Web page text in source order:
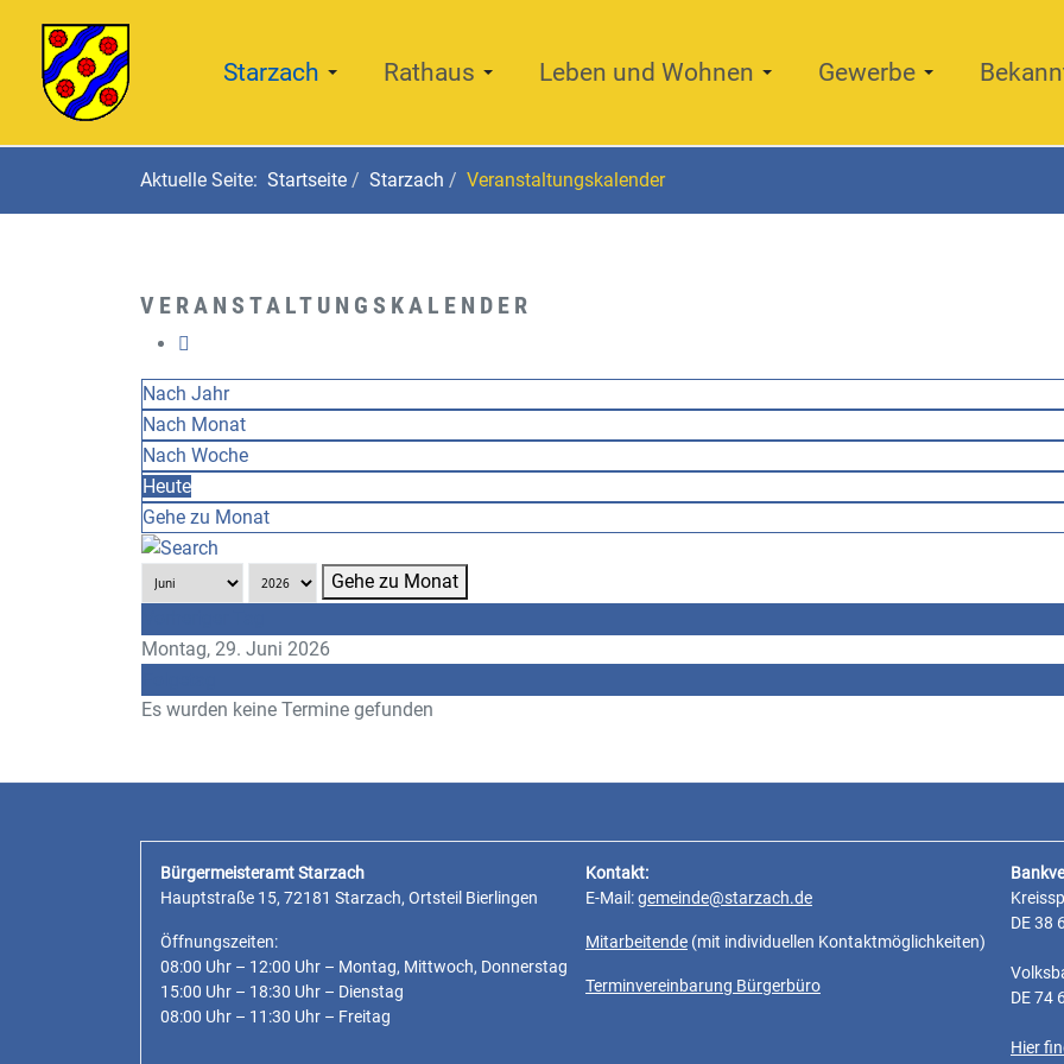
Starzach Rathaus Leben und Wohnen Gewerbe
Aktuelle Seite: Startseite Starzach Veranstaltungskalender
VERANSTALTUNGSKALENDER
Nach Jahr
Nach Monat
Nach Woche
Heute
Gehe zu Monat
Gehe zu Monat
Montag, 29. Juni 2026
Es wurden keine Termine gefunden
Bürgermeisteramt Starzach
Hauptstraße 15, 72181 Starzach, Ortsteil Bierlingen
Öffnungszeiten:
08:00 Uhr – 12:00 Uhr – Montag, Mittwoch, Donnerstag
15:00 Uhr – 18:30 Uhr – Dienstag
08:00 Uhr – 11:30 Uhr – Freitag
Kontakt:
E-Mail:gemeinde@starzach.de
Mitarbeitende (mit individuellen Kontaktmöglichkeiten)
Terminvereinbarung Bürgerbüro
DE 38
DE 74
Hier